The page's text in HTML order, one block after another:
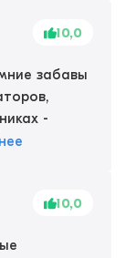
10,0
забавы
-
10,0